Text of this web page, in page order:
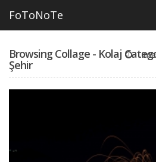
FoToNoTe
Browsing Collage - Kolaj
Şehir